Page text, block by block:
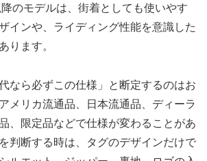
のモデルは、街着としても使いやす
インや、ライディング性能を意識した
ります。
なら必ずこの仕様」と断定するのはお
メリカ流通品、日本流通品、ディーラ
、限定品などで仕様が変わることがあ
判断する時は、タグのデザインだけで